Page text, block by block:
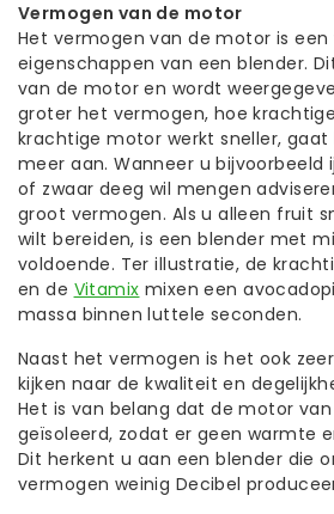
Vermogen van de motor
Het vermogen van de motor is
eigenschappen van een blender.
van de motor en wordt
groter het vermogen, hoe
krachtige motor werkt sneller,
meer aan. Wanneer u bijvoorbeeld
of zwaar deeg wil mengen
groot vermogen. Als u alleen fruit
wilt bereiden, is een blender met
voldoende. Ter illustratie, de
en de Vitamix mixen een
massa binnen luttele seconden.
Naast het vermogen is het ook
kijken naar de kwaliteit en
Het is van belang dat de motor
geïsoleerd, zodat er geen warmte
Dit herkent u aan een blender die
vermogen weinig Decibel